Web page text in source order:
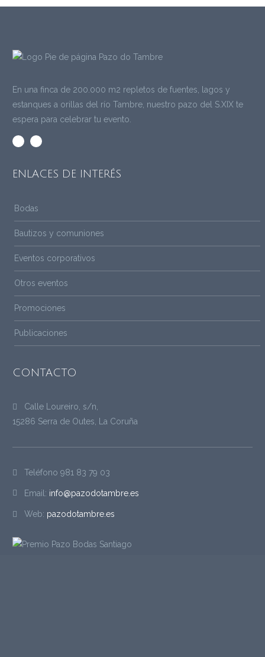
En una finca de 200.000 m2 repletos de fuentes, lagos y
estanques a orillas del río Tambre, nuestro pazo del S.XIX te
espera para celebrar tu evento.
ENLACES DE INTERÉS
Bodas
Bautizos y comuniones
Eventos corporativos
Otros eventos
Promociones
Publicaciones
CONTACTO
Calle Loureiro, s/n,
15286 Serra de Outes, La Coruña
Teléfono 981 83 79 03
Email: info@pazodotambre.es
Web: pazodotambre.es